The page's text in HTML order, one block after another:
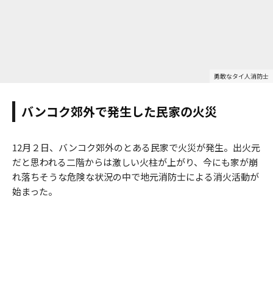
勇敢なタイ人消防士
バンコク郊外で発生した民家の火災
12月２日、バンコク郊外のとある民家で火災が発生。出火元
だと思われる二階からは激しい火柱が上がり、今にも家が崩
れ落ちそうな危険な状況の中で地元消防士による消火活動が
始まった。